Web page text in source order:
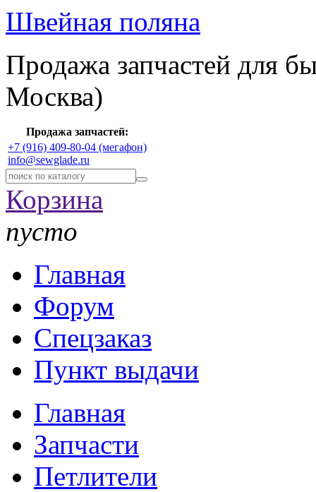
Швейная поляна
Продажа запчастей для
Москва)
Продажа запчастей:
+7 (916) 409-80-04 (мегафон)
info@sewglade.ru
Корзина
пусто
Главная
Форум
Спецзаказ
Пункт выдачи
Главная
Запчасти
Петлители